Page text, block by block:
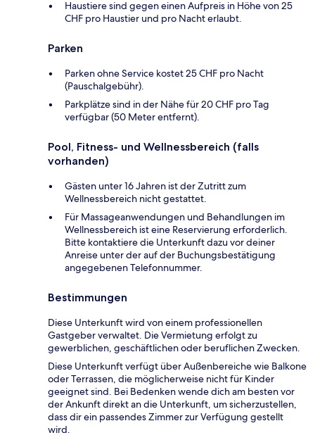
Haustiere sind gegen einen Aufpreis in Höhe von 25
CHF pro Haustier und pro Nacht erlaubt.
Parken
Parken ohne Service kostet 25 CHF pro Nacht
(Pauschalgebühr).
Parkplätze sind in der Nähe für 20 CHF pro Tag
verfügbar (50 Meter entfernt).
Pool, Fitness- und Wellnessbereich (falls
vorhanden)
Gästen unter 16 Jahren ist der Zutritt zum
Wellnessbereich nicht gestattet.
Für Massageanwendungen und Behandlungen im
Wellnessbereich ist eine Reservierung erforderlich.
Bitte kontaktiere die Unterkunft dazu vor deiner
Anreise unter der auf der Buchungsbestätigung
angegebenen Telefonnummer.
Bestimmungen
Diese Unterkunft wird von einem professionellen
Gastgeber verwaltet. Die Vermietung erfolgt zu
gewerblichen, geschäftlichen oder beruflichen Zwecken.
Diese Unterkunft verfügt über Außenbereiche wie Balkone
oder Terrassen, die möglicherweise nicht für Kinder
geeignet sind. Bei Bedenken wende dich am besten vor
der Ankunft direkt an die Unterkunft, um sicherzustellen,
dass dir ein passendes Zimmer zur Verfügung gestellt
wird.